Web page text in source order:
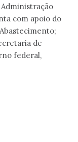
com apoio do
de
federal,